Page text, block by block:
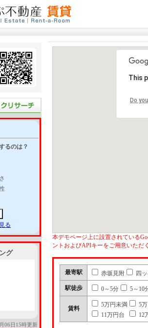
るのは？
る
グ
06日15時更新
This
Do
本デモページ上に設置されている
ントおよびAPIキーをご用意いただ
最寄駅 赤坂見附 四
駅徒歩 0～5分 5～10
賃料
5万円未満
5
11万円台
12